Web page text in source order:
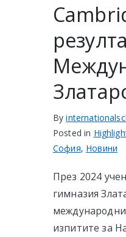
By
Posted in
София, Новини
През 2024
гимназия
изпитите за